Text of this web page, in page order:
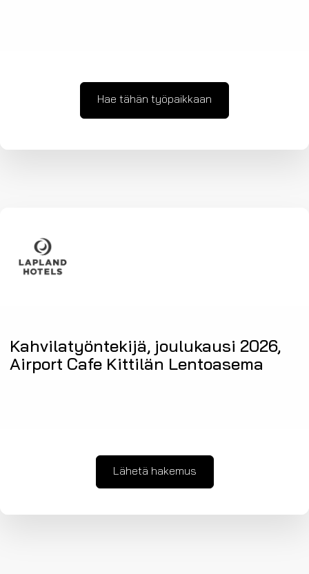
Hae tähän työpaikkaan
Kahvilatyöntekijä, joulukausi 2026,
Airport Cafe Kittilän Lentoasema